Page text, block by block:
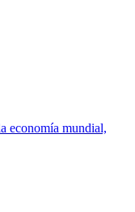
economía mundial,